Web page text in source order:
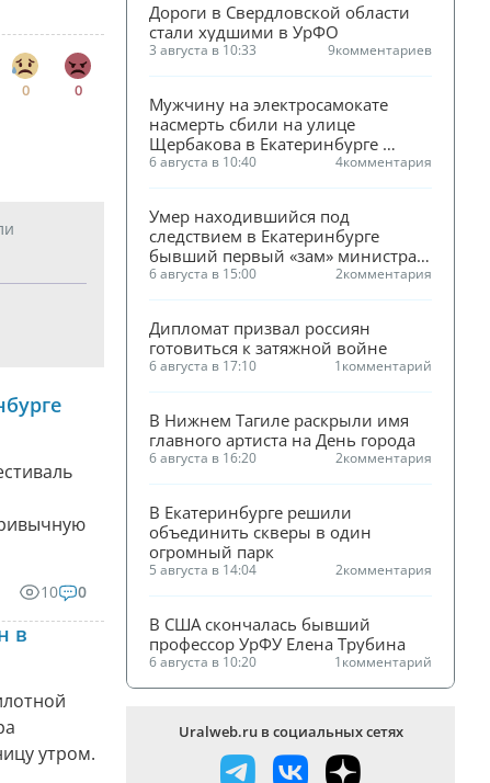
0 0
10 0
в
утром.
Дороги в Свердловской области
стали худшими в УрФО
3 августа в 10:33 9комментариев
Мужчину на электросамокате
насмерть сбили на улице
Щербакова в Екатеринбурге
(ФОТО)
6 августа в 10:40 4комментария
Умер находившийся под
следствием в Екатеринбурге
бывший первый «зам» министра
ЖКХ Смирнова
6 августа в 15:00 2комментария
Дипломат призвал россиян
готовиться к затяжной войне
6 августа в 17:10 1комментарий
В Нижнем Тагиле раскрыли имя
главного артиста на День города
6 августа в 16:20 2комментария
В Екатеринбурге решили
объединить скверы в один
огромный парк
5 августа в 14:04 2комментария
В США скончалась бывший
профессор УрФУ Елена Трубина
6 августа в 10:20 1комментарий
Uralweb.ru в социальных сетях